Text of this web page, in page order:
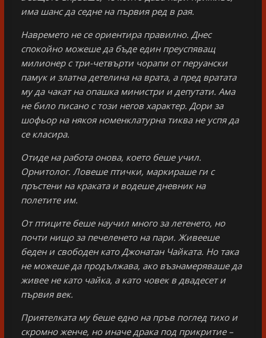
има шанс да седне на първия ред в рая.
Навремето не се ориентира правилно. Днес
спокойно можеше да бъде един преуспяващ
милионер с три-четвърти чорапи от перуански
памук и златна детелина на врата, а пред вратата
му да чакат на опашка министри и депутати. Ама
не било писано с този негов характер. Дори за
шофьор на някоя номенклатурна тиква не успя да
се класира.
Отиде на работа онова, което беше учил.
Орнитолог. Ловеше птички, маркираше ги с
пръстени на краката и водеше дневник на
полетите им.
От птиците беше научил много за летенето, но
почти нищо за печеленето на пари. Живееше
беден и свободен като Джонатан Чайката. Но така
не можеше да продължава, ако възнамеряваше да
живее не като чайка, а като човек в двадесет и
първия век.
Приятелката му беше едно на пръв поглед тихо и
скромно женче, но иначе драка под прикритие –